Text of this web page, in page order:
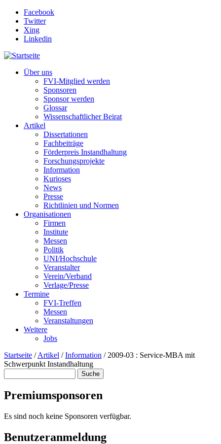
Direkt zum Inhalt
Facebook
Twitter
Xing
Linkedin
Über uns
FVI-Mitglied werden
Sponsoren
Sponsor werden
Glossar
Wissenschaftlicher Beirat
Artikel
Dissertationen
Fachbeiträge
Förderpreis Instandhaltung
Forschungsprojekte
Information
Kurioses
News
Presse
Richtlinien und Normen
Organisationen
Firmen
Institute
Messen
Politik
UNI/Hochschule
Veranstalter
Verein/Verband
Verlage/Presse
Termine
FVI-Treffen
Messen
Veranstaltungen
Weitere
Jobs
Startseite /Artikel /Information / 2009-03 : Service-MBA mit
Schwerpunkt Instandhaltung
Premiumsponsoren
Es sind noch keine Sponsoren verfügbar.
Benutzeranmeldung